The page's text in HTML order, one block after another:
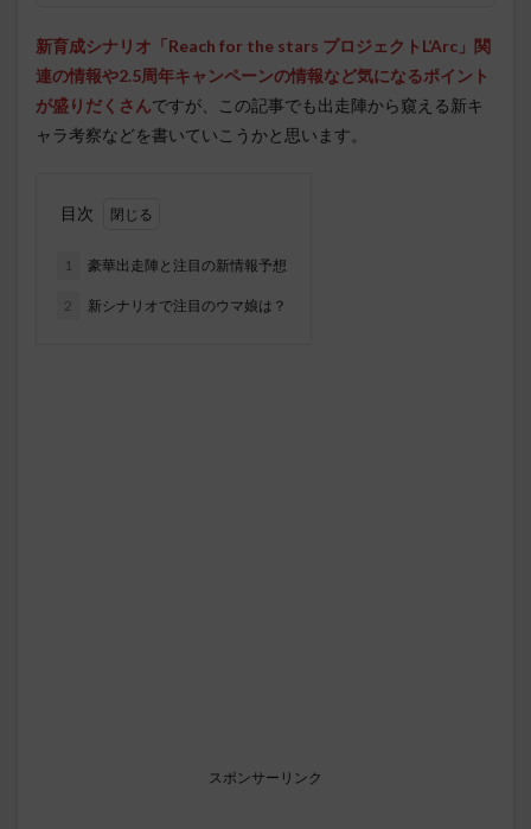
新育成シナリオ「Reach for the stars プロジェクトL’Arc」関
連の情報や2.5周年キャンペーンの情報など気になるポイント
が盛りだくさんですが、この記事でも出走陣から窺える新キ
ャラ考察などを書いていこうかと思います。
目次
1 豪華出走陣と注目の新情報予想
2 新シナリオで注目のウマ娘は？
スポンサーリンク